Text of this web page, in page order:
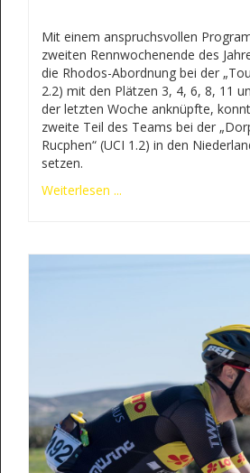
Mit einem anspruchsvollen
zweiten Rennwochenende des
die Rhodos-Abordnung bei der
2.2) mit den Plätzen 3, 4, 6, 8, 11
der letzten Woche anknüpfte,
zweite Teil des Teams bei der
Rucphen“ (UCI 1.2) in den
setzen.
Weiterlesen ...